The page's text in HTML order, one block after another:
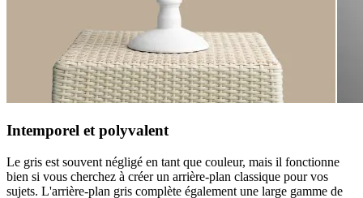
Intemporel et polyvalent
Le gris est souvent négligé en tant que couleur, mais il fonctionne
bien si vous cherchez à créer un arrière-plan classique pour vos
sujets. L'arrière-plan gris complète également une large gamme de